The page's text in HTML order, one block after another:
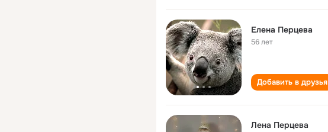
Елена Перцева
56 лет
Добавить в друзья
Лена Перцева